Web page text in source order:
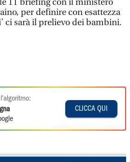
11 briefing con il ministero
per definire con esattezza
ci sarà il prelievo dei bambini.
CLICCA QUI